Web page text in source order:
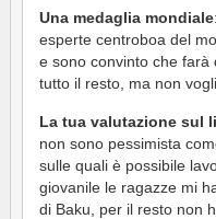
Una medaglia mondiale
esperte centroboa del
e sono convinto che farà
tutto il resto, ma non
La tua valutazione sul
non sono pessimista
sulle quali è possibile
giovanile le ragazze mi
di Baku, per il resto non